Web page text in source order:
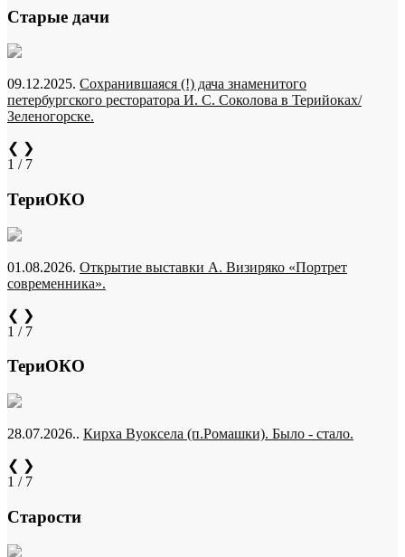
Старые дачи
09.12.2025. Сохранившаяся (!) дача знаменитого
петербургского ресторатора И. С. Соколова в Терийоках/
Зеленогорске.
❮ ❯
1 / 7
ТериОКО
01.08.2026. Открытие выставки А. Визиряко «Портрет
современника».
❮ ❯
1 / 7
ТериОКО
28.07.2026.. Кирха Вуоксела (п.Ромашки). Было - стало.
❮ ❯
1 / 7
Старости